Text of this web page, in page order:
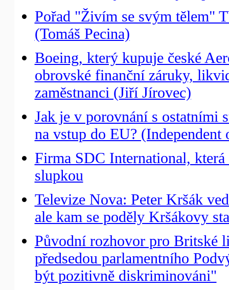
Pořad "Živím se svým tělem"
(Tomáš Pecina)
Boeing, který kupuje české
obrovské finanční záruky,
zaměstnanci (Jiří Jírovec)
Jak je v porovnání s ostatními
na vstup do EU? (Independent
Firma SDC International,
slupkou
Televize Nova: Peter Kršák
ale kam se poděly Kršákovy
Původní rozhovor pro Britské
předsedou parlamentního
být pozitivně diskriminováni"